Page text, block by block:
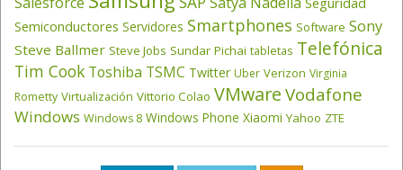
Semiconductores Servidores Smartphones Software Sony
Steve Ballmer Steve Jobs Sundar Pichai tabletas Telefónica
Tim Cook Toshiba TSMC Twitter Uber Verizon Virginia
Rometty Virtualización Vittorio Colao VMwareVodafone
Windows Windows 8 Windows Phone Xiaomi Yahoo ZTE